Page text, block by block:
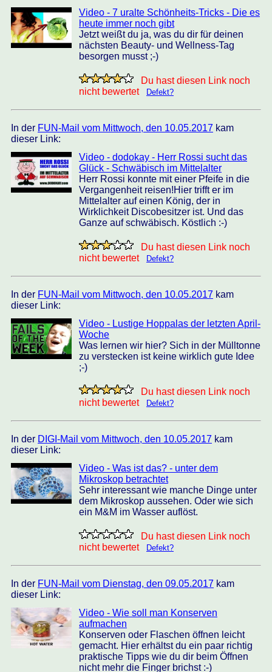
Video - 7 uralte Schönheits-Tricks - Die es
heute immer noch gibt
Jetzt weißt du ja, was du dir für deinen
nächsten Beauty- und Wellness-Tag
besorgen musst ;-)
Du hast diesen Link noch
nicht bewertet
Defekt?
In der FUN-Mail vom Mittwoch, den 10.05.2017 kam
dieser Link:
Video - dodokay - Herr Rossi sucht das
Glück - Schwäbisch im Mittelalter
Herr Rossi konnte mit einer Pfeife in die
Vergangenheit reisen!Hier trifft er im
Mittelalter auf einen König, der in
Wirklichkeit Discobesitzer ist. Und das
Ganze auf schwäbisch. Köstlich :-)
Du hast diesen Link noch
nicht bewertet
Defekt?
In der FUN-Mail vom Mittwoch, den 10.05.2017 kam
dieser Link:
Video - Lustige Hoppalas der letzten April-
Woche
Was lernen wir hier? Sich in der Mülltonne
zu verstecken ist keine wirklich gute Idee
;-)
Du hast diesen Link noch
nicht bewertet
Defekt?
In der DIGI-Mail vom Mittwoch, den 10.05.2017 kam
dieser Link:
Video - Was ist das? - unter dem
Mikroskop betrachtet
Sehr interessant wie manche Dinge unter
dem Mikroskop aussehen. Oder wie sich
ein M&M im Wasser auflöst.
Du hast diesen Link noch
nicht bewertet
Defekt?
In der FUN-Mail vom Dienstag, den 09.05.2017 kam
dieser Link:
Video - Wie soll man Konserven
aufmachen
Konserven oder Flaschen öffnen leicht
gemacht. Hier erhältst du ein paar richtig
praktische Tipps wie du dir beim Öffnen
nicht mehr die Finger brichst :-)